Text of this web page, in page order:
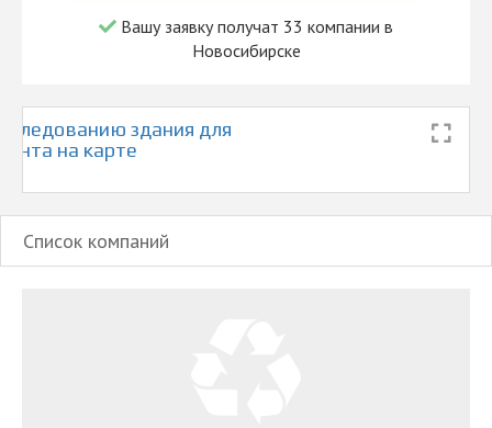
Вашу заявку получат 33 компании в
Новосибирске
здания для
на карте
Список компаний